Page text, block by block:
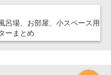
呂場、お部屋、小スペース用
ーまとめ